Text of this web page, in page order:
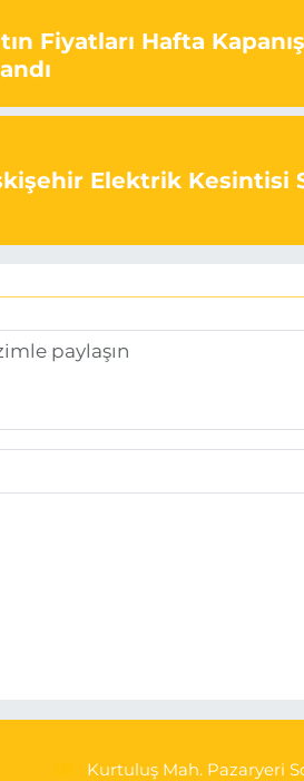
Fiyatları Hafta
Elektrik Kesintisi
Kurtuluş Mah. Pazaryeri